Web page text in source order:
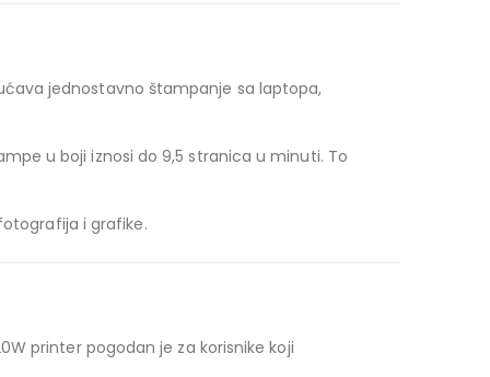
jednostavno štampanje sa laptopa,
u boji iznosi do 9,5 stranica u minuti. To
i grafike.
printer pogodan je za korisnike koji